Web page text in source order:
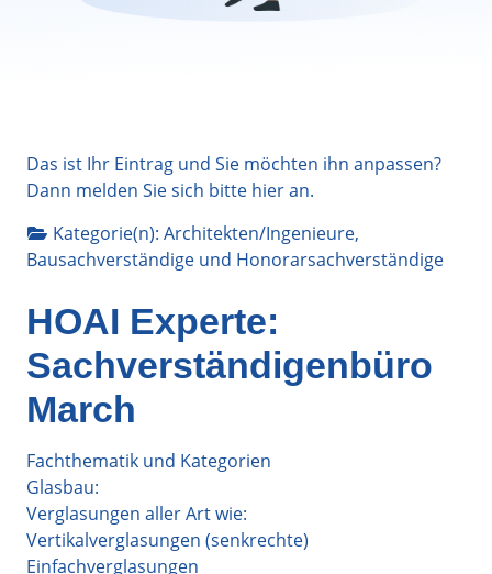
Das ist Ihr Eintrag und Sie möchten ihn anpassen?
Dann melden Sie sich bitte hieran.
Kategorie(n): Architekten/Ingenieure,
Bausachverständige und Honorarsachverständige
HOAI Experte:
Sachverständigenbüro
March
Fachthematik und Kategorien
Glasbau:
Verglasungen aller Art wie:
Vertikalverglasungen (senkrechte)
Einfachverglasungen